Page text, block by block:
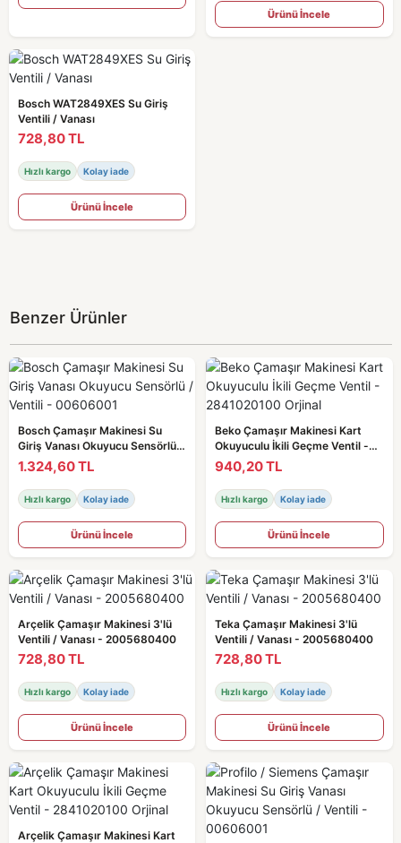
Ürünü İncele
Bosch WAT2849XES Su Giriş
Ventili / Vanası
728,80 TL
Hızlı kargo Kolay iade
Ürünü İncele
Benzer Ürünler
Bosch Çamaşır Makinesi Su
Giriş Vanası Okuyucu Sensörlü /
Ventili - 00606001
1.324,60 TL
Hızlı kargo Kolay iade
Ürünü İncele
Beko Çamaşır Makinesi Kart
Okuyuculu İkili Geçme Ventil -
2841020100 Orjinal
940,20 TL
Hızlı kargo Kolay iade
Ürünü İncele
Arçelik Çamaşır Makinesi 3'lü
Ventili / Vanası - 2005680400
728,80 TL
Hızlı kargo Kolay iade
Ürünü İncele
Teka Çamaşır Makinesi 3'lü
Ventili / Vanası - 2005680400
728,80 TL
Hızlı kargo Kolay iade
Ürünü İncele
Arçelik Çamaşır Makinesi Kart